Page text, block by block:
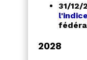
31/12/
2028